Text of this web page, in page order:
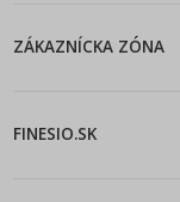
ZÁKAZNÍCKA ZÓNA
FINESIO.SK